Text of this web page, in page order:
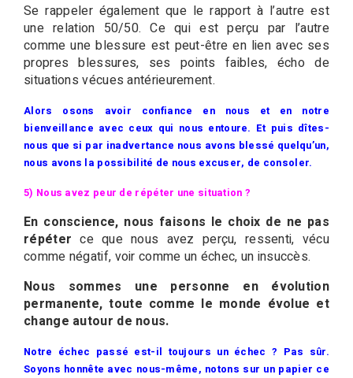
Se rappeler également que le rapport à l’autre est
une relation 50/50. Ce qui est perçu par l’autre
comme une blessure est peut-être en lien avec ses
propres blessures, ses points faibles, écho de
situations vécues antérieurement.
Alors osons avoir confiance en nous et en notre
bienveillance avec ceux qui nous entoure. Et puis dîtes-
nous que si par inadvertance nous avons blessé quelqu’un,
nous avons la possibilité de nous excuser, de consoler.
5) Nous avez peur de répéter une situation ?
En conscience, nous faisons le choix de ne pas
répéter ce que nous avez perçu, ressenti, vécu
comme négatif, voir comme un échec, un insuccès.
Nous sommes une personne en évolution
permanente, toute comme le monde évolue et
change autour de nous.
Notre échec passé est-il toujours un échec ? Pas sûr.
Soyons honnête avec nous-même, notons sur un papier ce